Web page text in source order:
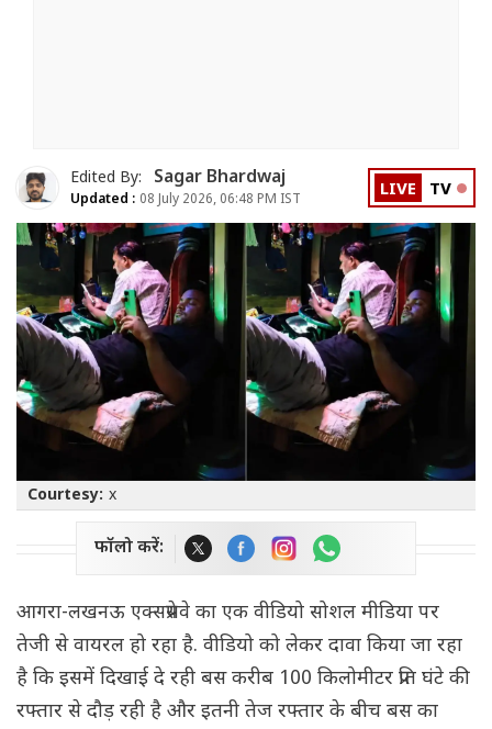
Edited By: Sagar Bhardwaj
Updated : 08 July 2026, 06:48 PM IST LIVE TV
Courtesy: x
फॉलो करें:
आगरा-लखनऊ एक्सप्रेसवे का एक वीडियो सोशल मीडिया पर
तेजी से वायरल हो रहा है. वीडियो को लेकर दावा किया जा रहा
है कि इसमें दिखाई दे रही बस करीब 100 किलोमीटर प्रति घंटे की
रफ्तार से दौड़ रही है और इतनी तेज रफ्तार के बीच बस का